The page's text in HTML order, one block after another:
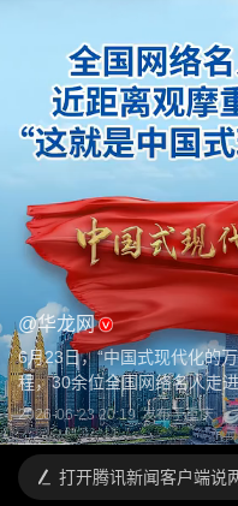
@华龙网
6月23日，“中国式现代化的
程，30余位全国网络名人走
2026-06-23 20:19 发布于重庆
打开腾讯新闻客户端说